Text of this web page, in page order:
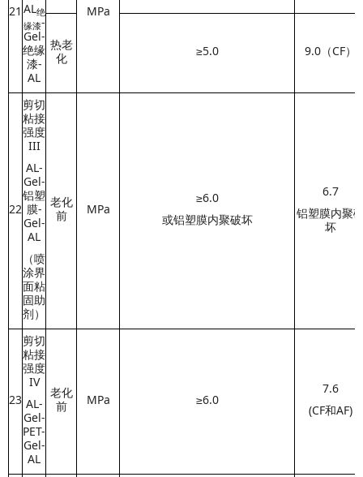
21 AL绝
缘漆-
Gel-
绝缘
漆-
AL
MPa
热老
化
≥5.0 9.0（CF）
22
剪切
粘接
强度
III
AL-
Gel-
铝塑
膜-
Gel-
AL
（喷
涂界
面粘
固助
剂）
老化
前
MPa
≥6.0
或铝塑膜内聚破坏
6.7
铝塑膜内聚
坏
23
剪切
粘接
强度
IV
AL-
Gel-
PET-
Gel-
AL
老化
前
MPa ≥6.0
7.6
(CF和AF)